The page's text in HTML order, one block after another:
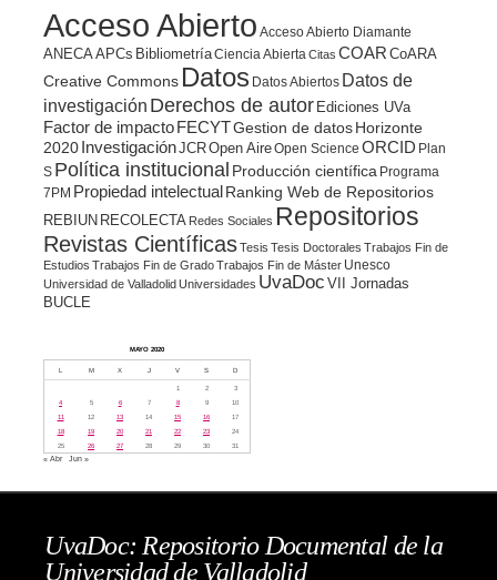
Acceso Abierto Acceso Abierto Diamante
ANECA APCs BibliometríaCiencia Abierta Citas COAR CoARA
Creative Commons Datos Datos Abiertos Datos de
investigación Derechos de autor Ediciones UVa
Factor de impacto FECYTGestion de datosHorizonte
2020 InvestigaciónJCROpen AireOpen Science ORCID Plan
S Política institucional Producción científica Programa
7PM Propiedad intelectualRanking Web de Repositorios
REBIUN RECOLECTA Redes Sociales Repositorios
Revistas CientíficasTesis Tesis Doctorales Trabajos Fin de
Estudios Trabajos Fin de GradoTrabajos Fin de Máster Unesco
Universidad de ValladolidUniversidades UvaDoc VII Jornadas
BUCLE
MAYO 2020
L M X J V S D
1 2
3
4
5 6 7 8 9
10
11
12 13 14 15 16
17
18
19 20 21 22 23
24
25
26 27 28 29 30 31
« Abr Jun »
UvaDoc: Repositorio Documental de la
Universidad de Valladolid